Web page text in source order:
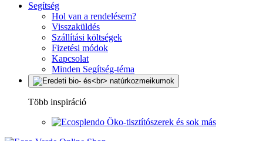
Segítség
Hol van a rendelésem?
Visszaküldés
Szállítási költségek
Fizetési módok
Kapcsolat
Minden Segítség-téma
Több inspiráció
Öko-tisztítószerek és sok más